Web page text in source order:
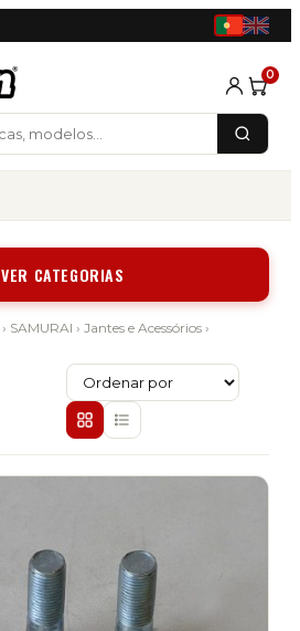
0
VER CATEGORIAS
› SAMURAI › Jantes e Acessórios ›